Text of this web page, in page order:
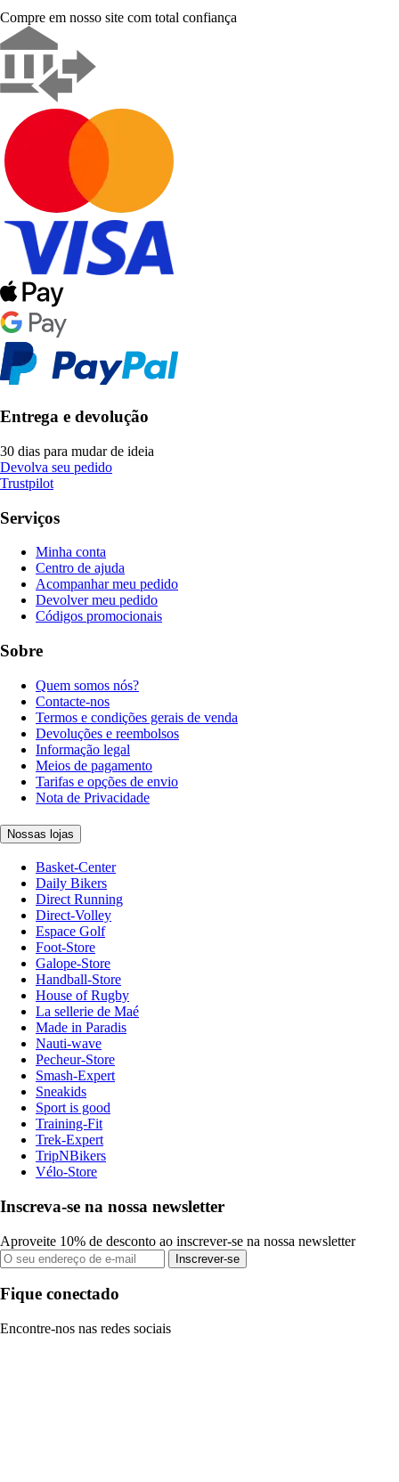
Compre em nosso site com total confiança
Entrega e devolução
30 dias para mudar de ideia
Devolva seu pedido
Trustpilot
Serviços
Minha conta
Centro de ajuda
Acompanhar meu pedido
Devolver meu pedido
Códigos promocionais
Sobre
Quem somos nós?
Contacte-nos
Termos e condições gerais de venda
Devoluções e reembolsos
Informação legal
Meios de pagamento
Tarifas e opções de envio
Nota de Privacidade
Nossas lojas
Basket-Center
Daily Bikers
Direct Running
Direct-Volley
Espace Golf
Foot-Store
Galope-Store
Handball-Store
House of Rugby
La sellerie de Maé
Made in Paradis
Nauti-wave
Pecheur-Store
Smash-Expert
Sneakids
Sport is good
Training-Fit
Trek-Expert
TripNBikers
Vélo-Store
Inscreva-se na nossa newsletter
Aproveite 10% de desconto ao inscrever-se na nossa newsletter
Inscrever-se
Fique conectado
Encontre-nos nas redes sociais